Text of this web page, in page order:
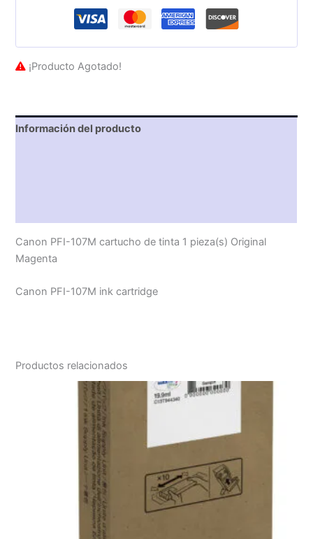
¡Producto Agotado!
Información del producto
Canon PFI-107M cartucho de tinta 1 pieza(s) Original
Magenta
Canon PFI-107M ink cartridge
Productos relacionados